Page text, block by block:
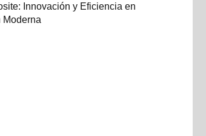
Innovación y Eficiencia en
Moderna